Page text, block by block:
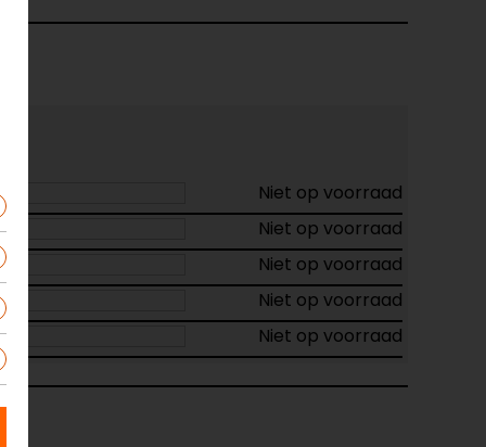
Niet op voorraad
Niet op voorraad
Niet op voorraad
Niet op voorraad
Niet op voorraad